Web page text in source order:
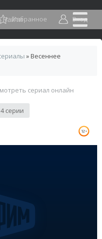
Избранное Вход
» Весеннее
сериал онлайн
4 серии